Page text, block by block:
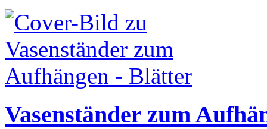
Vasenständer zum